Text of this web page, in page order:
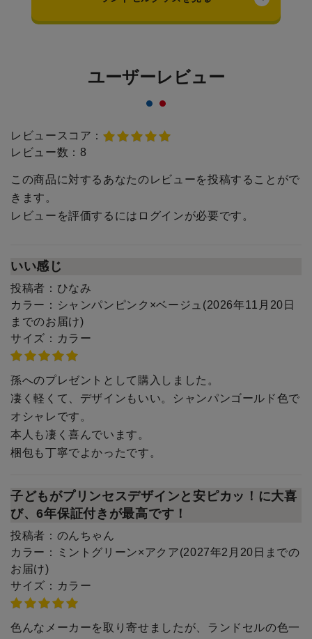
ユーザーレビュー
レビュースコア：
レビュー数： 8
この商品に対するあなたのレビューを投稿することがで
きます。
レビューを評価するには ログインが必要です。
いい感じ
投稿者： ひなみ
カラー： シャンパンピンク×ベージュ(2026年11月20日
までのお届け)
サイズ： カラー
孫へのプレゼントとして購入しました。
凄く軽くて、デザインもいい。シャンパンゴールド色で
オシャレです。
本人も凄く喜んでいます。
梱包も丁寧でよかったです。
子どもがプリンセスデザインと安ピカッ！に大喜
び、6年保証付きが最高です！
投稿者： のんちゃん
カラー：
ミントグリーン×アクア(2027年2月20日までの
お届け)
サイズ： カラー
色んなメーカーを取り寄せましたが、ランドセルの色一